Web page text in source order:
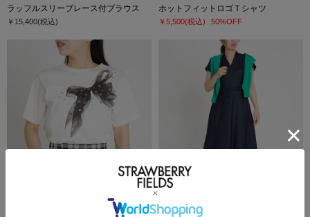
ラッフルスリーブレース付ブラウス
￥15,400(税込)
ホットフィットロゴＴシャツ
￥5,500(税込) 50%OFF